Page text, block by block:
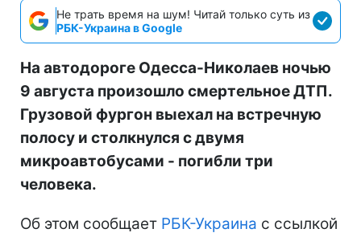
Не трать время на шум! Читай только суть из
РБК-Украина в Google
На автодороге Одесса-Николаев ночью
9 августа произошло смертельное ДТП.
Грузовой фургон выехал на встречную
полосу и столкнулся с двумя
микроавтобусами - погибли три
человека.
Об этом сообщает РБК-Украина с ссылкой